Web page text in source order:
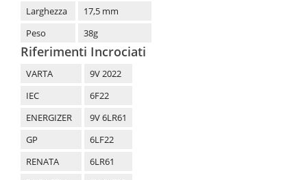
Larghezza
17,5 mm
Peso
38g
Riferimenti Incrociati
VARTA
9V 2022
IEC
6F22
ENERGIZER
9V 6LR61
GP
6LF22
RENATA
6LR61